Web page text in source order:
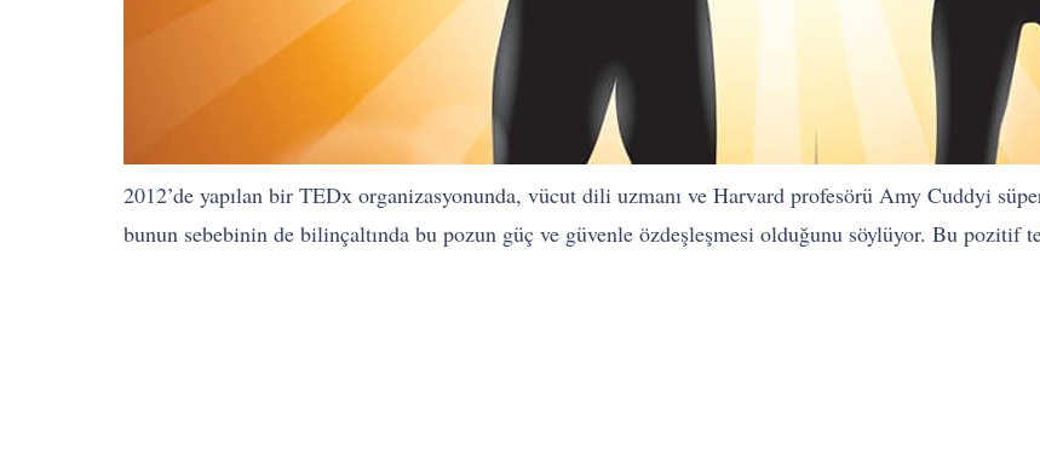
2012’de yapılan bir TEDx organizasyonunda, vücut dili uzmanı ve Harvard profesörü Amy Cuddyi
bunun sebebinin de bilinçaltında bu pozun güç ve güvenle özdeşleşmesi olduğunu söylüyor. Bu pozitif